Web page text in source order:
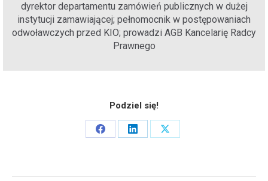
dyrektor departamentu zamówień publicznych w dużej
instytucji zamawiającej; pełnomocnik w postępowaniach
odwoławczych przed KIO; prowadzi AGB Kancelarię Radcy
Prawnego
Podziel się!
Share
Share
Share